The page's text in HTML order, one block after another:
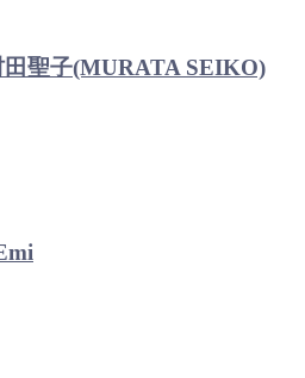
聖子(MURATA SEIKO)